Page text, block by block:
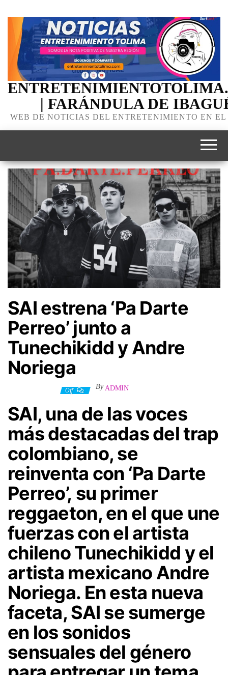
| FARÁNDULA DE
WEB DE NOTICIAS DEL ENTRETENIMIENTO EN
SAI estrena ‘Pa Darte
Perreo’ junto a
Tunechikidd y Andre
Noriega
Off By ADMIN
SAI, una de las voces
más destacadas del trap
colombiano, se
reinventa con ‘Pa Darte
Perreo’, su primer
reggaeton, en el que une
fuerzas con el artista
chilenoTunechikidd y el
artista mexicano Andre
Noriega. En esta nueva
faceta, SAI se sumerge
en los sonidos
sensuales del género